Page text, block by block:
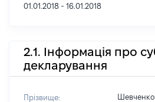
01.01.2018 - 16.01.2018
2.1. Інформація про
декларування
Прізвище: Шевченко